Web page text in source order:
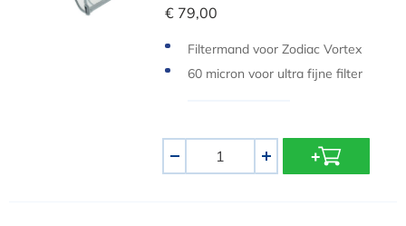
€ 79,00
Filtermand voor Zodiac Vortex
& Alpha
60 micron voor ultra fijne filter
+